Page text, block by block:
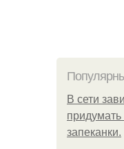
В сети
запеканки.